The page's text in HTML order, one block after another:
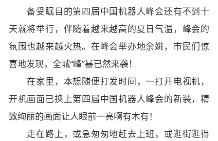
备受瞩目的第四届中国机器人峰会还有不到十
天就将举行，伴随着越来越高的夏日气温，峰会的
氛围也越来越火热。在峰会举办地余姚，市民们惊
喜地发现，全城“峰”暴已然来袭！
在家里，本想随便打发时间，一打开电视机，
开机画面已换上第四届中国机器人峰会的新装，精
致绚丽的画面让人眼前一亮啊有木有！
走在路上，或急匆匆地赶去上班，或逛街逛得